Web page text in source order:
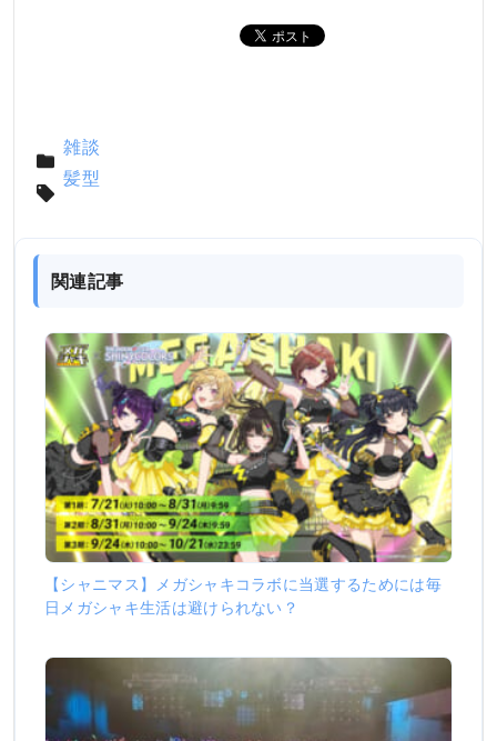
雑談
髪型
関連記事
【シャニマス】メガシャキコラボに当選するためには毎
日メガシャキ生活は避けられない？